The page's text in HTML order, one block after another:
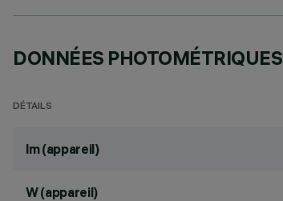
DONNÉES PHOTOMÉTRIQUES
DÉTAILS
lm (appareil)
W (appareil)